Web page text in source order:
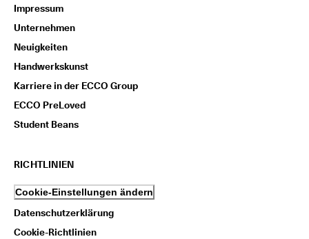
Impressum
Unternehmen
Neuigkeiten
Handwerkskunst
Karriere in der ECCO Group
ECCO PreLoved
Student Beans
RICHTLINIEN
Cookie-Einstellungen ändern
Datenschutzerklärung
Cookie-Richtlinien